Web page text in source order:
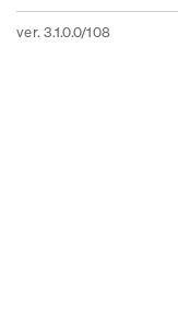
ver. 3.1.0.0/108